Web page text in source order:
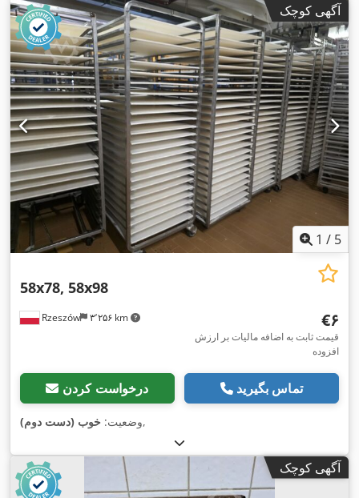
آگهی کوچک
1 / 5
Rzeszów ۳٬۲۵۶ km
58x78, 58x98
‎€۶
قیمت ثابت به اضافه مالیات بر ارزش
افزوده
درخواست کردن تماس بگیرید
وضعیت: خوب (دست دوم) ,
آگهی کوچک